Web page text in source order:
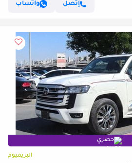
إتصل واتساب
حصري
البريميوم